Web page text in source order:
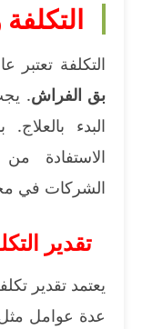
التكلفة تعتبر
بق الفراش.
البدء
الاستفادة
الشركات في
تقدير
يعتمد تقدير
عدة عوامل مثل